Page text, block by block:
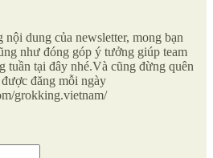
dung của newsletter, mong bạn
như đóng góp ý tưởng giúp team
tuần tại đây nhé.Và cũng đừng quên
đăng mỗi ngày
grokking.vietnam/